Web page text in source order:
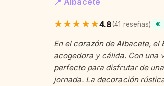
★★★★★4.8(41 reseñas) €
En el corazón de Albacete,
acogedora y cálida. Con una
perfecto para disfrutar de
jornada. La decoración